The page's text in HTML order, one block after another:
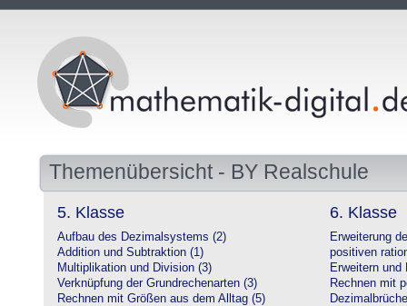
Themenübersicht - BY Realschule
5. Klasse
Aufbau des Dezimalsystems (2)
Addition und Subtraktion (1)
Multiplikation und Division (3)
Verknüpfung der Grundrechenarten (3)
Rechnen mit Größen aus dem Alltag (5)
6. Klasse
Erweiterung
positiven
Erweitern und
Rechnen mit